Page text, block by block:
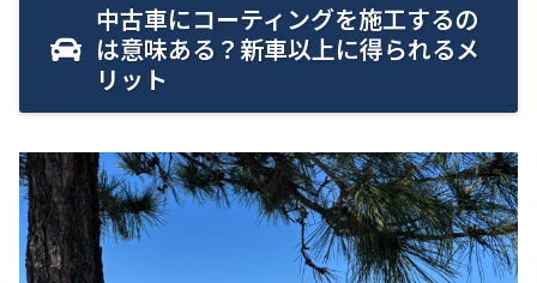
中古車にコーティングを施工するの
は意味ある？新車以上に得られるメ
リット